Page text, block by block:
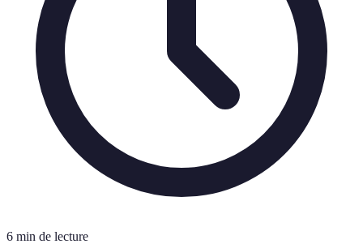
6 min de lecture